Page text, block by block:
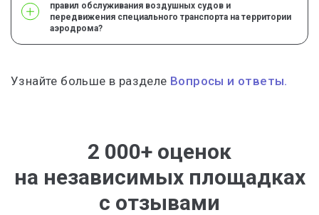
правил обслуживания воздушных судов и
передвижения специального транспорта на территории
аэродрома?
Узнайте больше в разделе Вопросы и ответы.
2 000+ оценок
на независимых площадках
с отзывами